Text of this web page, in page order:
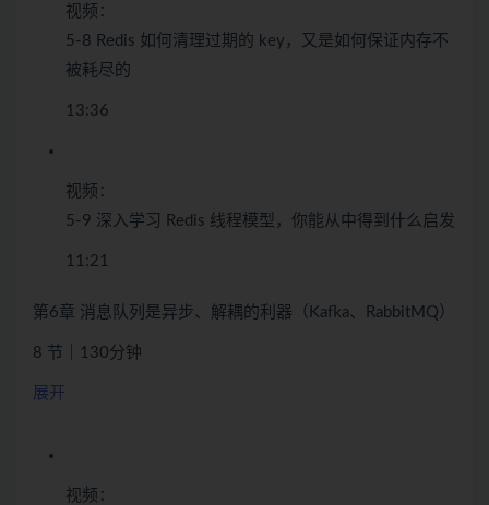
视频：
5-8 Redis 如何清理过期的 key，又是如何保证内存不
被耗尽的
13:36
视频：
5-9 深入学习 Redis 线程模型，你能从中得到什么启发
11:21
第6章 消息队列是异步、解耦的利器（Kafka、RabbitMQ）
8 节｜130分钟
展开
视频：